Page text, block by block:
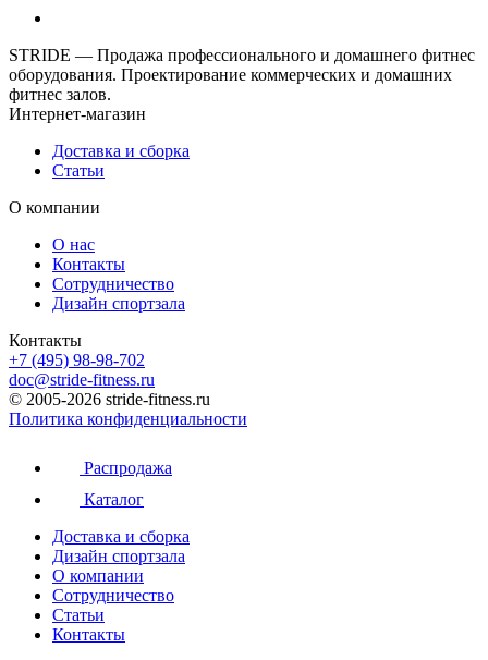
STRIDE — Продажа профессионального и домашнего фитнес
оборудования. Проектирование коммерческих и домашних
фитнес залов.
Интернет-магазин
Доставка и сборка
Статьи
О компании
О нас
Контакты
Сотрудничество
Дизайн спортзала
Контакты
+7 (495) 98-98-702
doc@stride-fitness.ru
© 2005-2026 stride-fitness.ru
Политика конфиденциальности
Распродажа
Каталог
Доставка и сборка
Дизайн спортзала
О компании
Сотрудничество
Статьи
Контакты